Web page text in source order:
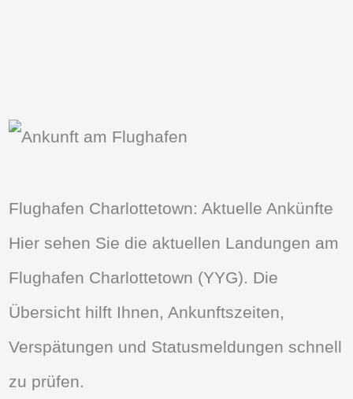
Flughafen Charlottetown: Aktuelle Ankünfte
Hier sehen Sie die aktuellen Landungen am
Flughafen Charlottetown (YYG). Die
Übersicht hilft Ihnen, Ankunftszeiten,
Verspätungen und Statusmeldungen schnell
zu prüfen.